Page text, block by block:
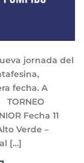
jornada del
fecha. A
Fecha 11
Verde –
[…]